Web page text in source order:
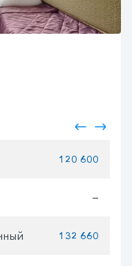
120 600
—
132 660